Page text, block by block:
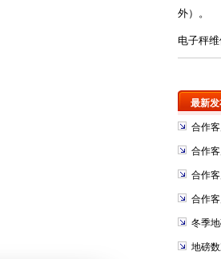
外）。
电子秤
最新发
合作
合作
合作
合作
冬季
地磅